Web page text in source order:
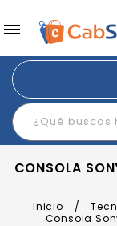
CONSOLA
Inicio /
Consola